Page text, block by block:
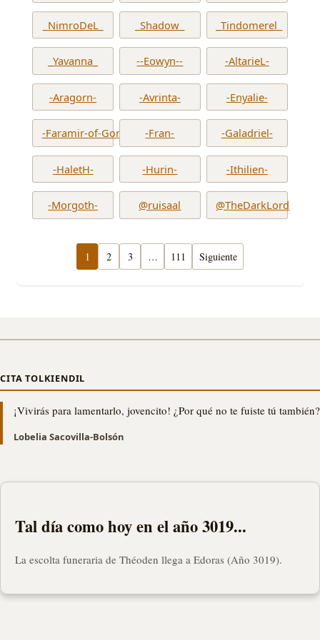
_NimroDeL_ _Shadow_ _Tindomerel_
_Yavanna_ --Eowyn-- -AltarieL-
-Aragorn- -Avrinta- -Enyalie-
-Faramir-of-Gondor- -Fran- -Galadriel-
-HaletH- -Hurin- -Ithilien-
-Morgoth- @ruisaal @TheDarkLord
1 2 3 … 111 Siguiente
CITA TOLKIENDIL
¡Vivirás para lamentarlo, jovencito! ¿Por qué no te fuiste tú también?
Lobelia Sacovilla-Bolsón
Tal día como hoy en el año 3019...
La escolta funeraria de Théoden llega a Edoras (Año 3019).